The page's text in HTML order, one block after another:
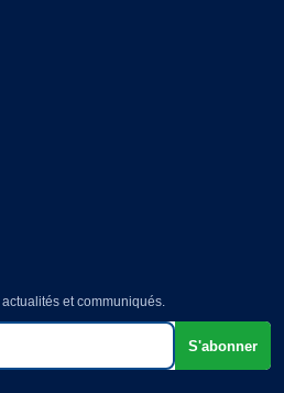
et communiqués.
S'abonner